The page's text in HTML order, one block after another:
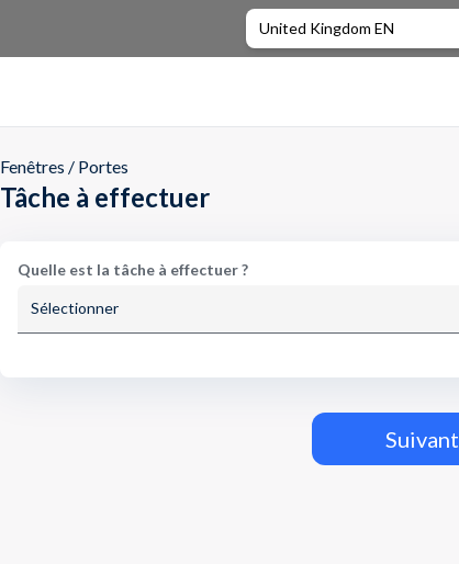
United Kingdom EN
Fenêtres / Portes
Tâche à effectuer
Quelle est la tâche à effectuer ?
Sélectionner
Suivant